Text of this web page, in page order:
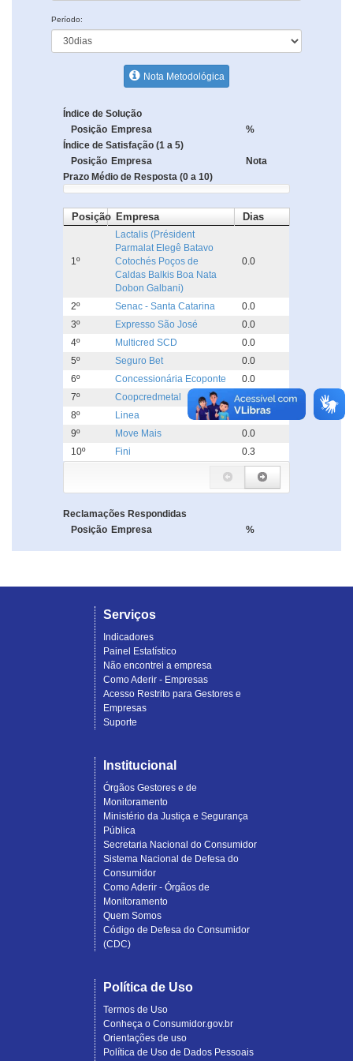
Período:
Nota Metodológica
Índice de Solução
Posição Empresa
%
Índice de Satisfação (1 a 5)
Posição Empresa
Nota
Prazo Médio de Resposta (0 a 10)
Posição Empresa Dias
1º
Lactalis (Président
Parmalat Elegê Batavo
Cotochés Poços de
Caldas Balkis Boa Nata
Dobon Galbani)
0.0
2º Senac - Santa Catarina
0.0
3º
Expresso São José
0.0
4º
Multicred SCD
0.0
5º
Seguro Bet
0.0
6º
Concessionária Ecoponte
0.0
7º
Coopcredmetal
0.0
8º
Linea
0.0
9º
Move Mais
0.0
10º
Fini 0.3
Reclamações Respondidas
Posição Empresa %
Serviços
Indicadores
Painel Estatístico
Não encontrei a empresa
Como Aderir - Empresas
Acesso Restrito para Gestores e
Empresas
Suporte
Institucional
Órgãos Gestores e de
Monitoramento
Ministério da Justiça e Segurança
Pública
Secretaria Nacional do Consumidor
Sistema Nacional de Defesa do
Consumidor
Como Aderir - Órgãos de
Monitoramento
Quem Somos
Código de Defesa do Consumidor
(CDC)
Política de Uso
Termos de Uso
Conheça o Consumidor.gov.br
Orientações de uso
Política de Uso de Dados Pessoais